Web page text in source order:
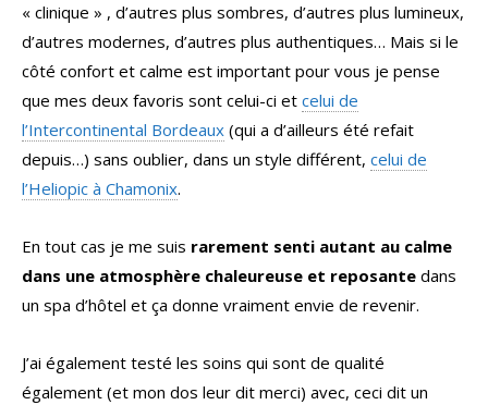
« clinique » , d’autres plus sombres, d’autres plus lumineux,
d’autres modernes, d’autres plus authentiques… Mais si le
côté confort et calme est important pour vous je pense
que mes deux favoris sont celui-ci et celui de
l’Intercontinental Bordeaux (qui a d’ailleurs été refait
depuis…) sans oublier, dans un style différent, celui de
l’Heliopic à Chamonix.
En tout cas je me suis rarement senti autant au calme
dans une atmosphère chaleureuse et reposante dans
un spa d’hôtel et ça donne vraiment envie de revenir.
J’ai également testé les soins qui sont de qualité
également (et mon dos leur dit merci) avec, ceci dit un